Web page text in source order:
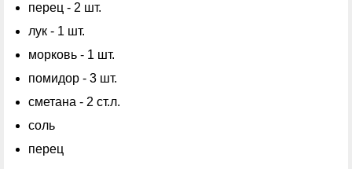
перец - 2 шт.
лук - 1 шт.
морковь - 1 шт.
помидор - 3 шт.
сметана - 2 ст.л.
соль
перец